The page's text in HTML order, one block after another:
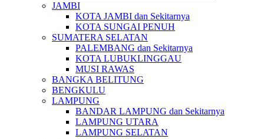
JAMBI
KOTA JAMBI dan Sekitarnya
KOTA SUNGAI PENUH
SUMATERA SELATAN
PALEMBANG dan Sekitarnya
KOTA LUBUKLINGGAU
MUSI RAWAS
BANGKA BELITUNG
BENGKULU
LAMPUNG
BANDAR LAMPUNG dan Sekitarnya
LAMPUNG UTARA
LAMPUNG SELATAN